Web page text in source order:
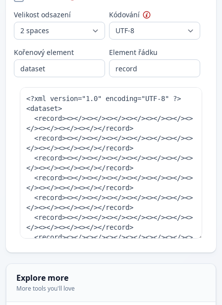
Velikost odsazení
Kódování
Kořenový element Element řádku
Explore more
More tools you'll love